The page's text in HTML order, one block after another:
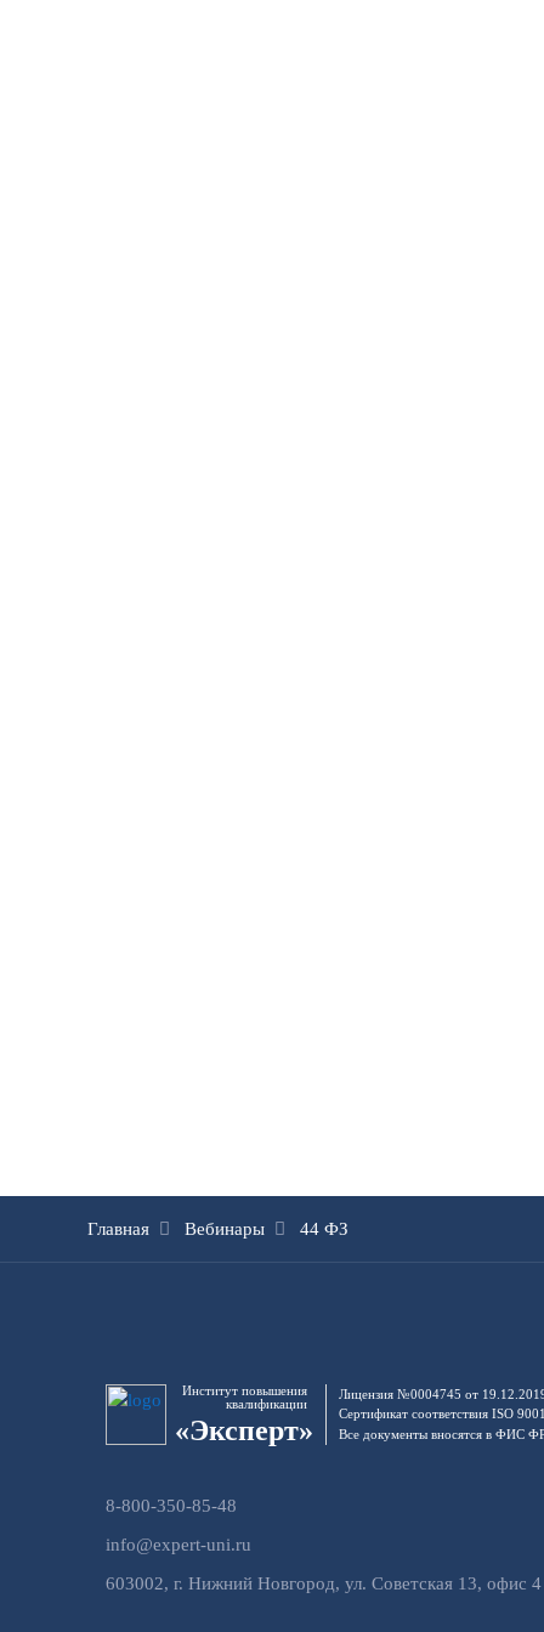
Главная Вебинары 44 ФЗ
Институт повышения
квалификации
«Эксперт»
Лицензия №0004745 от
Сертификат соответствия ISO
Все документы вносятся в ФИС
8-800-350-85-48
info@expert-uni.ru
603002, г. Нижний Новгород, ул. Советская 13, офис 4